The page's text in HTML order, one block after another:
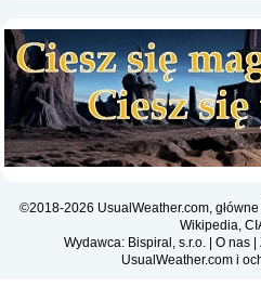
©2018-2026 UsualWeather.com, główne
Wikipedia,
Wydawca: Bispiral, s.r.o. | O nas|
UsualWeather.com i